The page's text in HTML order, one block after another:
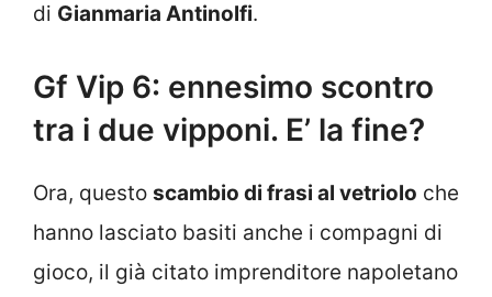
di Gianmaria Antinolfi.
Gf Vip 6: ennesimo scontro
tra i due vipponi. E’ la fine?
Ora, questo scambio di frasi al vetriolo che
hanno lasciato basiti anche i compagni di
gioco, il già citato imprenditore napoletano